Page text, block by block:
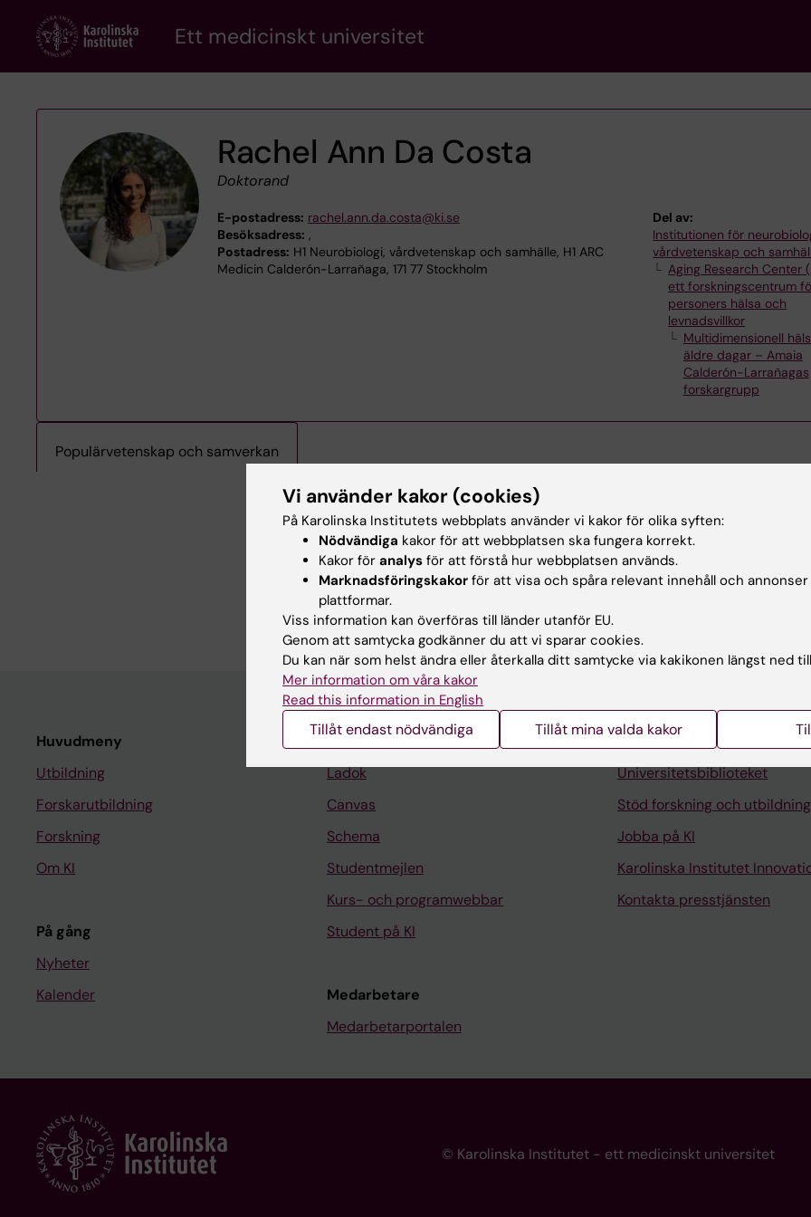
content
Ett medicinskt universitet
Rachel Ann Da Costa
Doktorand
E-postadress: rachel.ann.da.costa@ki.se
Besöksadress: ,
Postadress: H1 Neurobiologi, vårdvetenskap och samhälle, H1 ARC
Medicin Calderón-Larrañaga, 171 77 Stockholm
Del av:
Institutionen för
vårdvetenskap och
Aging Research Center
ett forskningscentrum
personers hälsa och
levnadsvillkor
Multidimensionell
äldre dagar – Amaia
Calderón-Larrañagas
forskargrupp
Populärvetenskap och samverkan
Nyheter från KI
Stark laganda när ARC tar sig an Blodomloppet
2026-06-04 13:21
Aging Research Center fanns väl representerat när Blodomloppet 2026 gick
Stockholm den 3 juni. Tack vare Franziska och Federico organiserades
Huvudmeny
Utbildning
Forskarutbildning
Forskning
Om KI
På gång
Nyheter
Kalender
Student
Ladok
Canvas
Schema
Studentmejlen
Kurs- och programwebbar
Student på KI
Medarbetare
Medarbetarportalen
Kontakta och besök KI
Universitetsbiblioteket
Stöd forskning och utbildning
Jobba på KI
Karolinska Institutet
Kontakta presstjänsten
© Karolinska Institutet - ett medicinskt universitet
Vi använder kakor (cookies)
På Karolinska Institutets webbplats använder vi kakor för olika syften:
Nödvändiga kakor för att webbplatsen ska fungera korrekt.
Kakor för analys för att förstå hur webbplatsen används.
Marknadsföringskakor för att visa och spåra relevant innehåll och
plattformar.
Viss information kan överföras till länder utanför EU.
Genom att samtycka godkänner du att vi sparar cookies.
Du kan när som helst ändra eller återkalla ditt samtycke via kakikonen längst ned
Mer information om våra kakor
Read this information in English
Tillåt endast nödvändiga Tillåt mina valda kakor